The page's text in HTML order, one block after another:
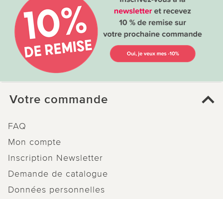
Votre commande
FAQ
Mon compte
Inscription Newsletter
Demande de catalogue
Données personnelles